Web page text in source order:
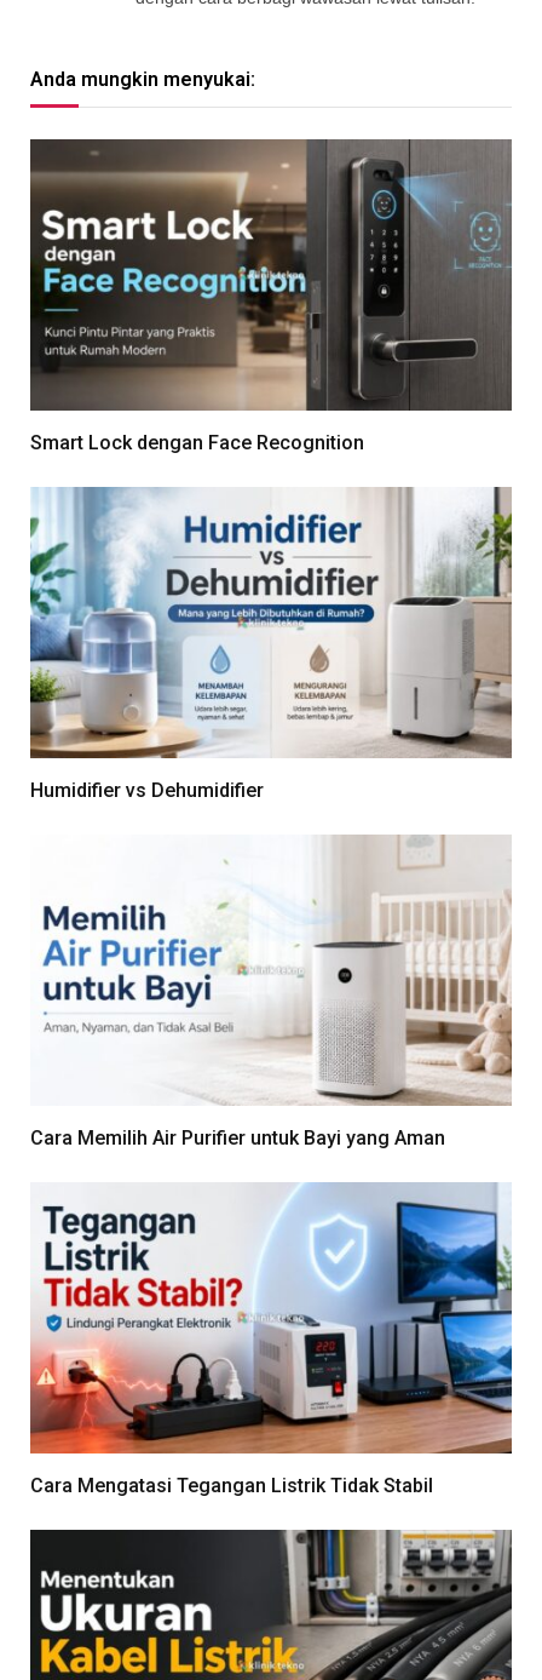
Anda mungkin menyukai:
Smart Lock dengan Face Recognition
Humidifier vs Dehumidifier
Cara Memilih Air Purifier untuk Bayi yang Aman
Cara Mengatasi Tegangan Listrik Tidak Stabil